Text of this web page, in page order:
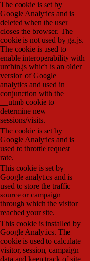
The cookie is set by
Google Analytics and is
deleted when the user
closes the browser. The
cookie is not used by ga.js.
The cookie is used to
enable interoperability with
urchin.js which is an older
version of Google
analytics and used in
conjunction with the
__utmb cookie to
determine new
sessions/visits.
The cookie is set by
Google Analytics and is
used to throttle request
rate.
This cookie is set by
Google analytics and is
used to store the traffic
source or campaign
through which the visitor
reached your site.
This cookie is installed by
Google Analytics. The
cookie is used to calculate
visitor, session, campaign
data and keep track of site